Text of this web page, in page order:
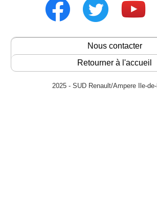
Nous contacter
Retourner à l'accueil
2025 - SUD Renault/Ampere Ile-